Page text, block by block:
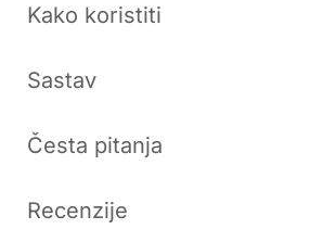
Kako koristiti
Sastav
Česta pitanja
Recenzije